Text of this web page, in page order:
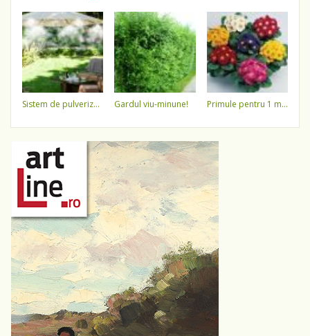
sistem de pulverizare a apei gardul viu-minune! primule pentru 1 martie 3,5 lei / ghiveci !!!!